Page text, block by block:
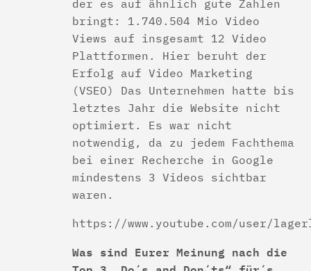
der es auf ähnlich gute Zahlen
bringt: 1.740.504 Mio Video
Views auf insgesamt 12 Video
Plattformen. Hier beruht der
Erfolg auf Video Marketing
(VSEO) Das Unternehmen hatte bis
letztes Jahr die Website nicht
optimiert. Es war nicht
notwendig, da zu jedem Fachthema
bei einer Recherche in Google
mindestens 3 Videos sichtbar
waren.
https://www.youtube.com/user/
Was sind Eurer Meinung nach die